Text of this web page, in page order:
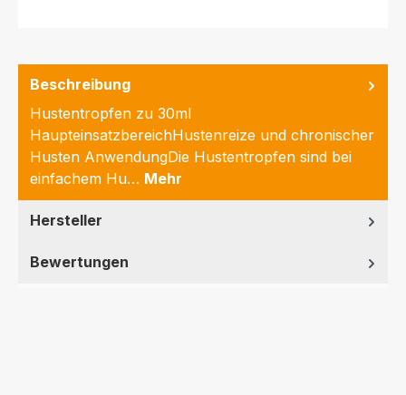
Beschreibung
Hustentropfen zu 30ml
HaupteinsatzbereichHustenreize und chronischer
Husten AnwendungDie Hustentropfen sind bei
einfachem Hu… Mehr
Hersteller
Bewertungen